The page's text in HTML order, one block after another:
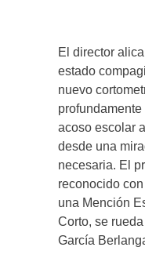
El director
estado
nuevo
acoso escolar
desde una
necesaria. El
reconocido
una Mención
Corto, se
García